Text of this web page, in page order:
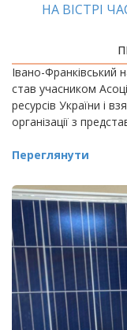
НА ВІСТРІ
Івано-Франківський
став учасником
ресурсів України і
організації з
Переглянути